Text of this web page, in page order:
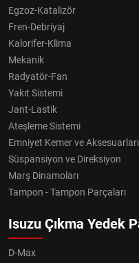
Egzoz-Katalizör
Fren-Debriyaj
Kalorifer-Klima
Mekanik
Radyatör-Fan
Yakıt Sistemi
Jant-Lastik
Ateşleme Sistemi
Emniyet Kemer ve Aksesuarları
Süspansiyon ve Direksiyon
Marş Dinamoları
Tampon - Tampon Parçaları
Isuzu Çıkma Yedek
D-Max